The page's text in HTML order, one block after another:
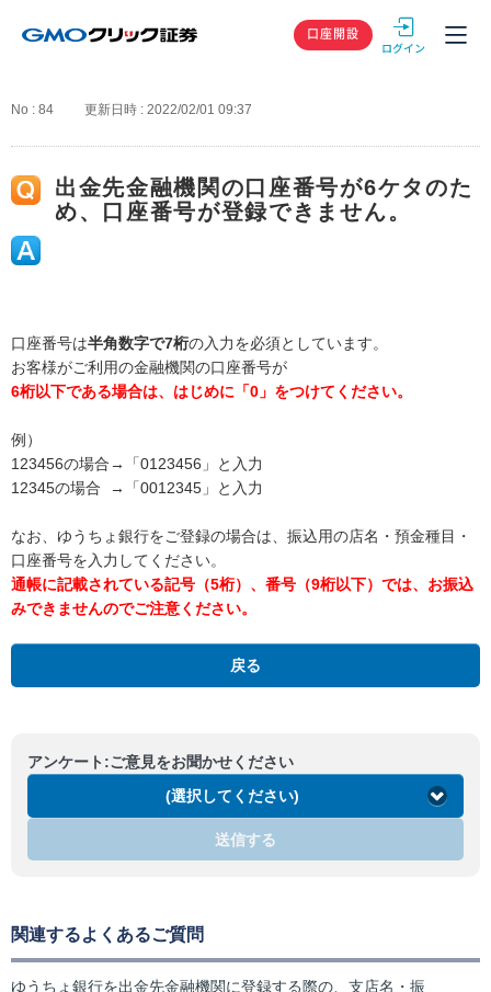
GMOクリック
口座開設
No : 84 更新日時 : 2022/02/01 09:37
出金先金融機関の口座番号が6ケタのた
め、口座番号が登録できません。
口座番号は半角数字で7桁の入力を必須としています。
お客様がご利用の金融機関の口座番号が
6桁以下である場合は、はじめに「0」をつけてください。
例）
123456の場合→「0123456」と入力
12345の場合 →「0012345」と入力
なお、ゆうちょ銀行をご登録の場合は、振込用の店名・預金種目・
口座番号を入力してください。
通帳に記載されている記号（5桁）、番号（9桁以下）では、お振込
みできませんのでご注意ください。
戻る
アンケート:ご意見をお聞かせください
(選択してください)
送信する
関連するよくあるご質問
ゆうちょ銀行を出金先金融機関に登録する際の、支店名・振